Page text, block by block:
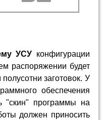
УСУ конфигурации
распоряжении будет
заготовок. У
обеспечения
"скин" программы на
должен приносить